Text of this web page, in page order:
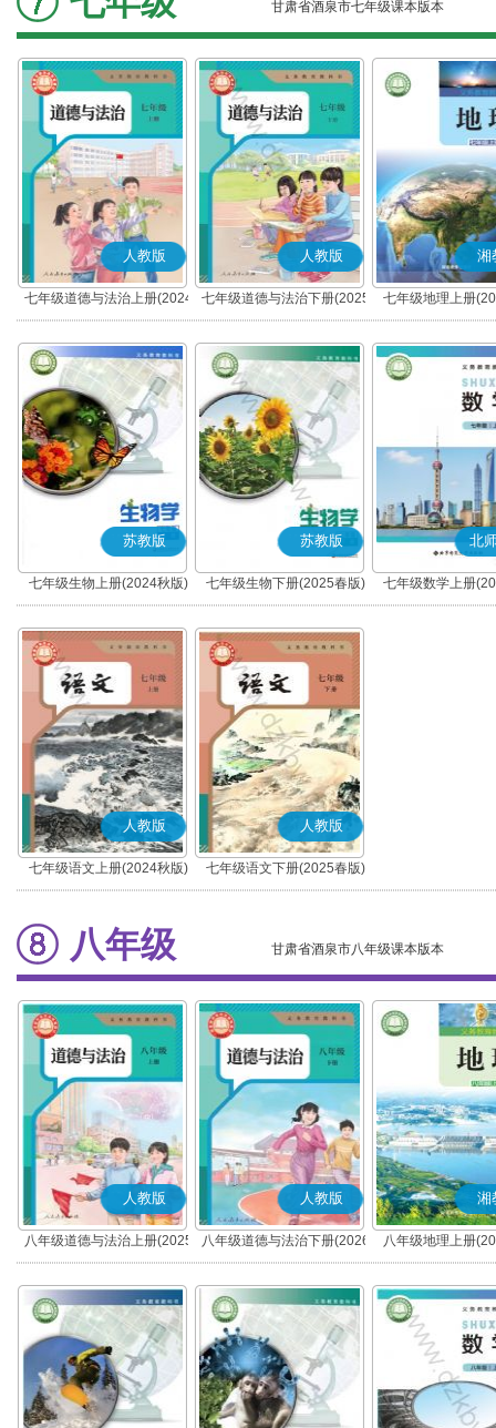
甘肃省酒泉市七年级课本版本
人教版
七年级道德与法治上册(2024
秋版)(部编版)
人教版
七年级道德与法治下册(2025
春版)(部编版)
湘
七年级地理上册
苏教版
七年级生物上册(2024秋版)
苏教版
七年级生物下册(2025春版)
北
七年级数学上册
人教版
七年级语文上册(2024秋版)
(部编版)
人教版
七年级语文下册(2025春版)
(部编版)
八年级 甘肃省酒泉市八年级课本版本
人教版
八年级道德与法治上册(2025
秋版)(部编版)
人教版
八年级道德与法治下册(2026
春版)(部编版)
湘
八年级地理上册